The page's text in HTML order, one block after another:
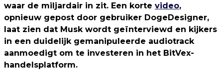
waar de miljardair in zit. Een korte video,
opnieuw gepost door gebruiker DogeDesigner,
laat zien dat Musk wordt geïnterviewd en kijkers
in een duidelijk gemanipuleerde audiotrack
aanmoedigt om te investeren in het BitVex-
handelsplatform.